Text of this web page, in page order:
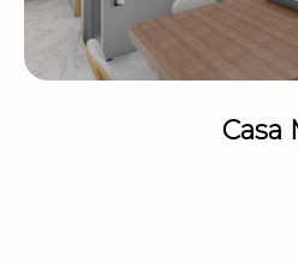
Casa